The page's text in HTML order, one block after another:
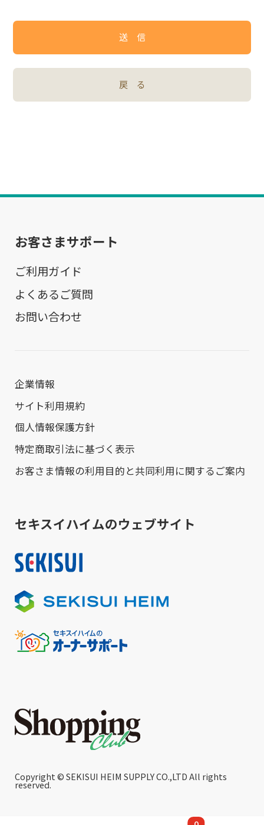
送 信
戻 る
お客さまサポート
ご利用ガイド
よくあるご質問
お問い合わせ
企業情報
サイト利用規約
個人情報保護方針
特定商取引法に基づく表示
お客さま情報の利用目的と共同利用に関するご案内
セキスイハイムのウェブサイト
Copyright © SEKISUI HEIM SUPPLY CO.,LTD All rights
reserved.